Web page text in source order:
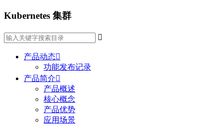
Kubernetes 集群

产品动态
功能发布记录
产品简介
产品概述
核心概念
产品优势
应用场景